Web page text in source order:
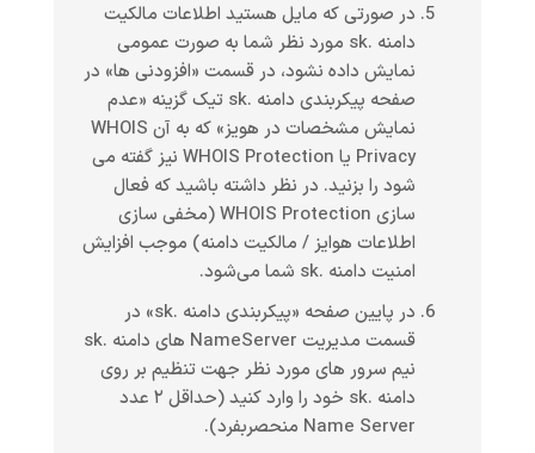
در صورتی که مایل هستید اطلاعات مالکیت
دامنه .sk مورد نظر شما به صورت عمومی
نمایش داده نشود، در قسمت «افزودنی ها» در
صفحه پیکربندی دامنه .sk تیک گزینه «عدم
نمایش مشخصات در هویز» که به آن WHOIS
Privacy یا WHOIS Protection نیز گفته می
شود را بزنید. در نظر داشته باشید که فعال
سازی WHOIS Protection (مخفی سازی
اطلاعات هوایز / مالکیت دامنه) موجب افزایش
امنیت دامنه .sk شما می‌شود.
در پایین صفحه «پیکربندی دامنه .sk» در
قسمت مدیریت NameServer های دامنه .sk
نیم سرور های مورد نظر جهت تنظیم بر روی
دامنه .sk خود را وارد کنید (حداقل ۲ عدد
Name Server منحصربفرد).